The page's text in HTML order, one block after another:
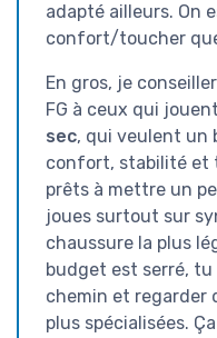
adapté ailleurs. On
confort/toucher
En gros, je
FG à ceux qui
sec, qui veulent un
confort, stabilité et
prêts à mettre un
joues surtout sur
chaussure la plus
budget est serré,
chemin et regarder
plus spécialisées.